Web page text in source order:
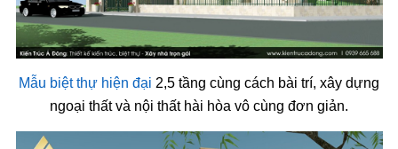
Mẫu biệt thự hiện đại 2,5 tầng cùng cách bài trí, xây dựng
ngoại thất và nội thất hài hòa vô cùng đơn giản.